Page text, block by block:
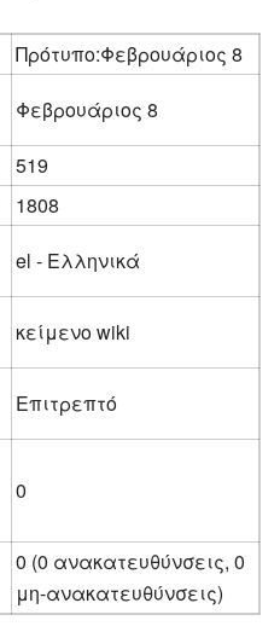
Πρότυπο:Φεβρουάριος 8
Φεβρουάριος 8
519
1808
el - Ελληνικά
κείμενο wiki
Επιτρεπτό
0
0 (0 ανακατευθύνσεις, 0
μη-ανακατευθύνσεις)